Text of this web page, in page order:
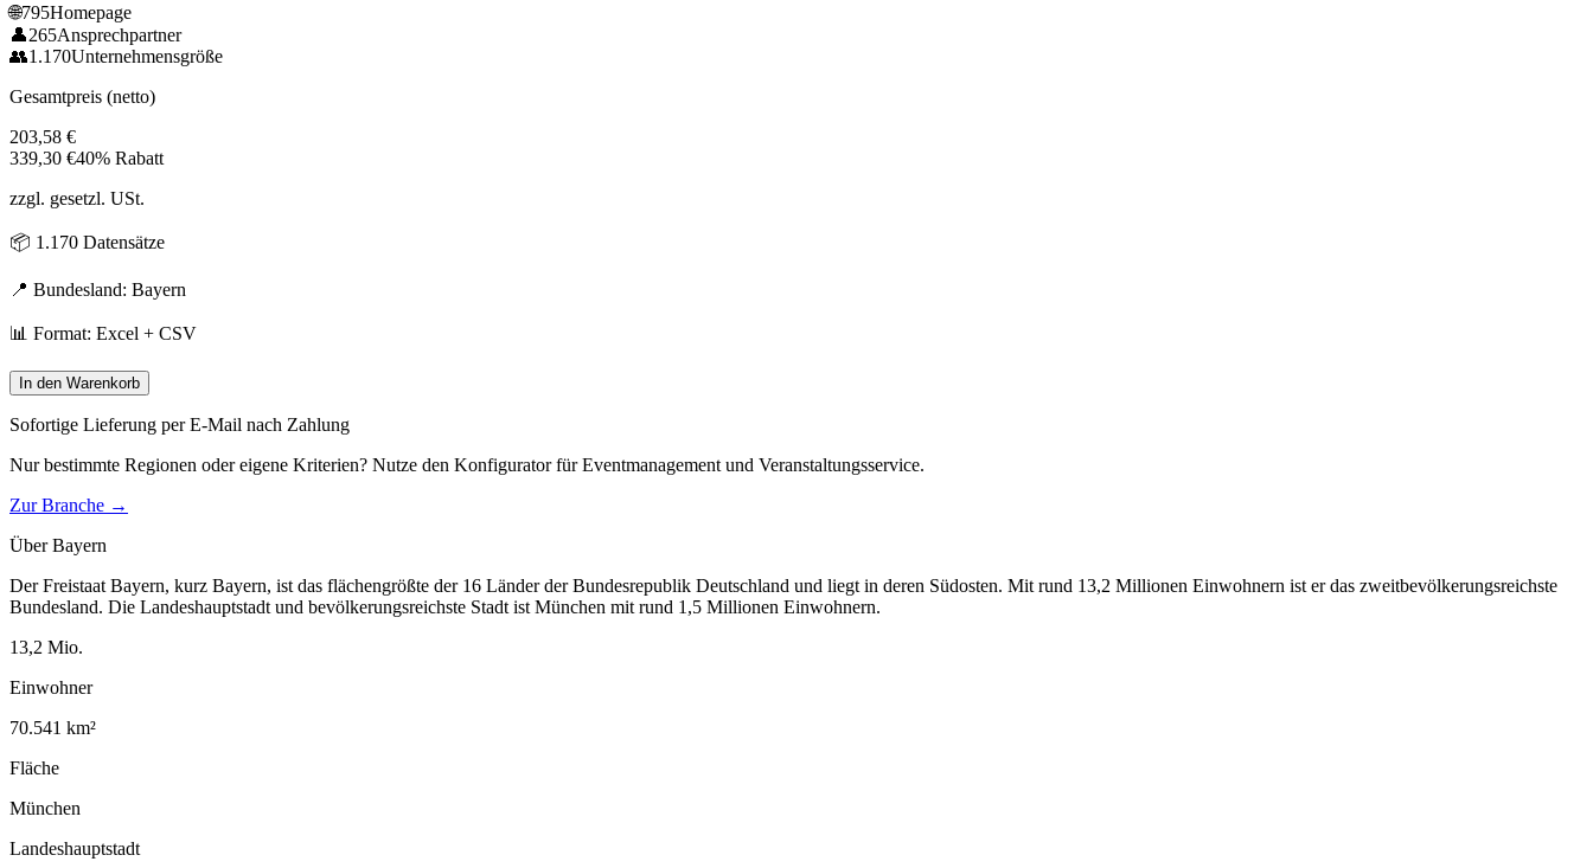
🌐795Homepage
👤265Ansprechpartner
👥1.170Unternehmensgröße
Gesamtpreis (netto)
203,58 €
339,30 €40% Rabatt
zzgl. gesetzl. USt.
📦 1.170 Datensätze
📍 Bundesland: Bayern
📊 Format: Excel + CSV
In den Warenkorb
Sofortige Lieferung per E-Mail nach Zahlung
Nur bestimmte Regionen oder eigene Kriterien? Nutze den Konfigurator fürEventmanagement und Veranstaltungsservice.
Zur Branche →
ÜberBayern
Der Freistaat Bayern, kurz Bayern, ist das flächengrößte der 16 Länder der Bundesrepublik Deutschland und liegt in deren Südosten. Mit rund 13,2 Millionen Einwohnern ist er das zweitbevölkerungsreichste
Bundesland. Die Landeshauptstadt und bevölkerungsreichste Stadt ist München mit rund 1,5 Millionen Einwohnern.
13,2 Mio.
Einwohner
70.541 km²
Fläche
München
Landeshauptstadt